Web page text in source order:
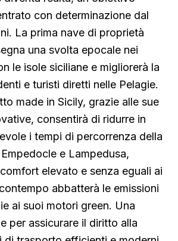
con determinazione dal
La prima nave di proprietà
una svolta epocale nei
le isole siciliane e migliorerà la
e turisti diretti nelle Pelagie.
made in Sicily, grazie alle sue
consentirà di ridurre in
i tempi di percorrenza della
e Lampedusa,
elevato e senza eguali ai
abbatterà le emissioni
ai suoi motori green. Una
per assicurare il diritto alla